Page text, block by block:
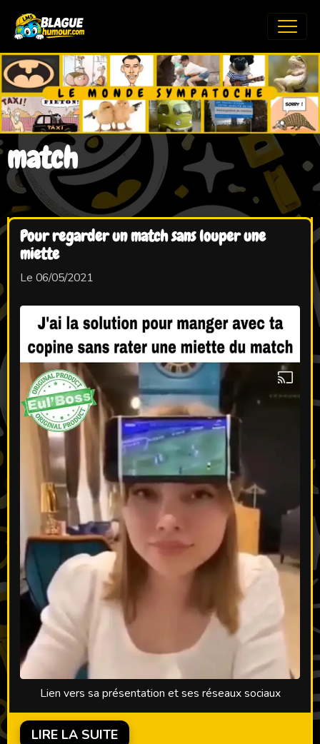
match
Pour regarder un match sans louper une
miette
Le 06/05/2021
Lien vers sa présentation et ses réseaux sociaux
LIRE LA SUITE